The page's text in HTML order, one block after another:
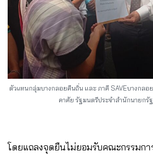
ตัวแทนกลุ่มบางกลอยคืนถิ่น และ ภาคี SAVEบางกลอย
คาศัย รัฐมนตรีประจำสำนักนายกรั
โดยแถลงจุดยืนไม่ยอมรับคณะกรรมกา